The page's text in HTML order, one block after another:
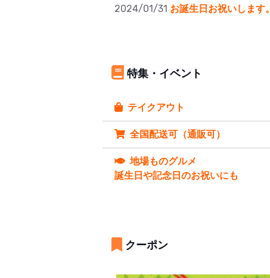
2024/01/31 お誕生日お祝いします。
特集・イベント
テイクアウト
全国配送可（通販可）
地場ものグルメ
誕生日や記念日のお祝いにも
クーポン